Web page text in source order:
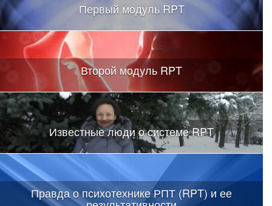
Первый модуль RPT
Второй модуль RPT
Известные люди о системе RPT
Правда о психотехнике РПТ (RPT) и ее